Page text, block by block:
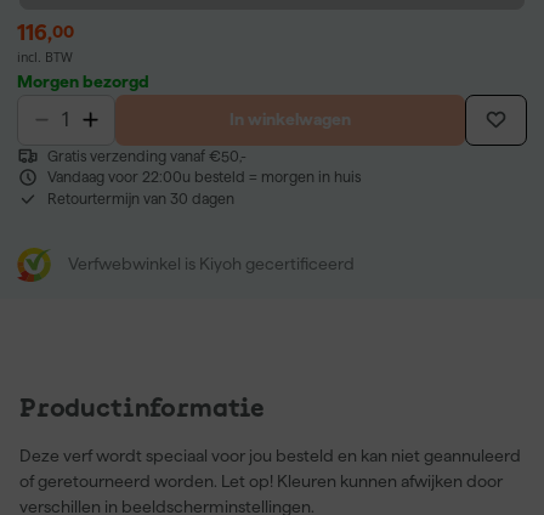
116,00
incl. BTW
Morgen bezorgd
In winkelwagen
Gratis verzending vanaf €50,-
Vandaag voor 22:00u besteld = morgen in huis
Retourtermijn van 30 dagen
Verfwebwinkel is Kiyoh gecertificeerd
Productinformatie
Deze verf wordt speciaal voor jou besteld en kan niet geannuleerd
of geretourneerd worden. Let op! Kleuren kunnen afwijken door
verschillen in beeldscherminstellingen.